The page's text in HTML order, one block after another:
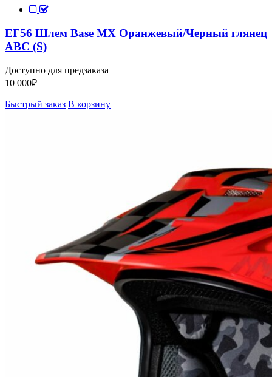
EF56 Шлем Base MX Оранжевый/Черный глянец
ABC (S)
Доступно для предзаказа
10 000₽
Быстрый заказ В корзину